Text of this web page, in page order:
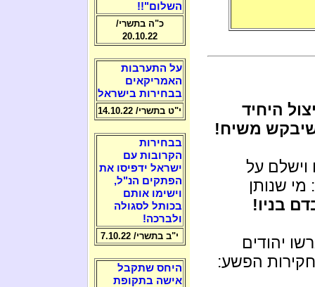
היחיד
שיבקש משיח!
על
שנותן
בניו!
יהודים
הפשע:
השלום"!!
כ"ה בתשרי/
20.10.22
על התערבות
האמריקאים
בבחירות בישראל
י"ט בתשרי/ 14.10.22
בבחירות
הקרובות עם
ישראל ידפיסו את
הפתקים הנ"ל,
וישימו אותם
בכותל לסגולה
ולברכה!
י"ב בתשרי/ 7.10.22
היחס שתקבל
אישה בתקופת